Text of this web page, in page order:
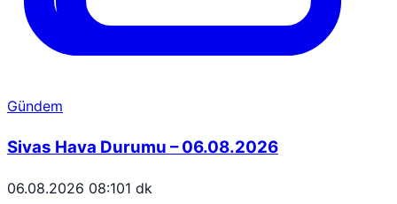
Gündem
Sivas Hava Durumu – 06.08.2026
06.08.2026 08:101 dk